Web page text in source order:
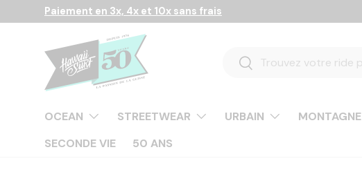
Aller au contenu
Paiement en 3x, 4x et 10x sans frais
Recherche
Rechercher
OCEAN STREETWEAR URBAIN MONTAGNE
SECONDE VIE
50 ANS